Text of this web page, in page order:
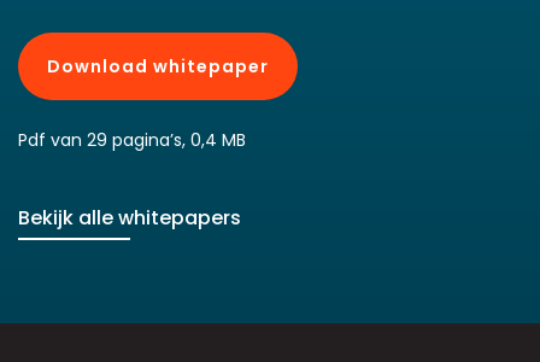
Download whitepaper
Pdf van 29 pagina’s, 0,4 MB
Bekijk alle whitepapers